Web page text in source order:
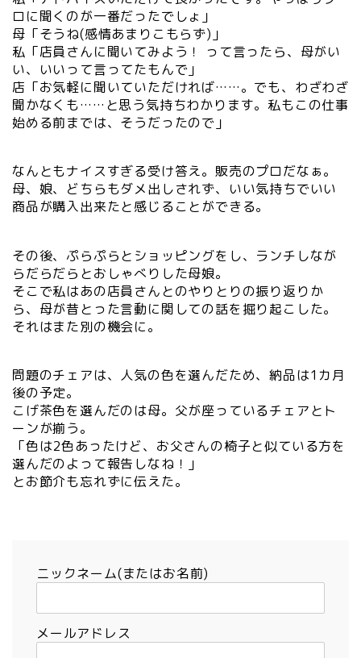
ロに聞くのが一番だったでしょ」
母「そうね(感情あまりこもらず)」
私「店員さんに聞いてみよう！ って言ったら、母がい
い、いいって言ってたもんで」
店「お気軽に聞いていただければ……。でも、わざわざ
聞かなくも……と思う気持ちわかります。私もこの仕事
始める前までは、そうだったので」
なんともナイスすぎる受け答え。販売のプロだなぁ。
母、娘、どちらもダメ出しされず、いい気持ちでいい
商品が購入出来たと感じることができる。
その後、ぷらぷらとショッピングをし、ランチしなが
らだらだらとおしゃべりした母娘。
そこで私はあの店員さんとのやりとりの振り返りか
ら、母が昔とった言動に関しての話を掘り起こした。
それはまた別の機会に。
問題のチェアは、人気の色を選んだため、納品は1カ月
後の予定。
こげ茶色を選んだのは母。父が座っているチェアとト
ーンが揃う。
「色は2色あったけど、お父さんの椅子と似ている方を
選んだのよって報告しなね！」
とお節介も忘れずに伝えた。
ニックネーム(またはお名前)
メールアドレス